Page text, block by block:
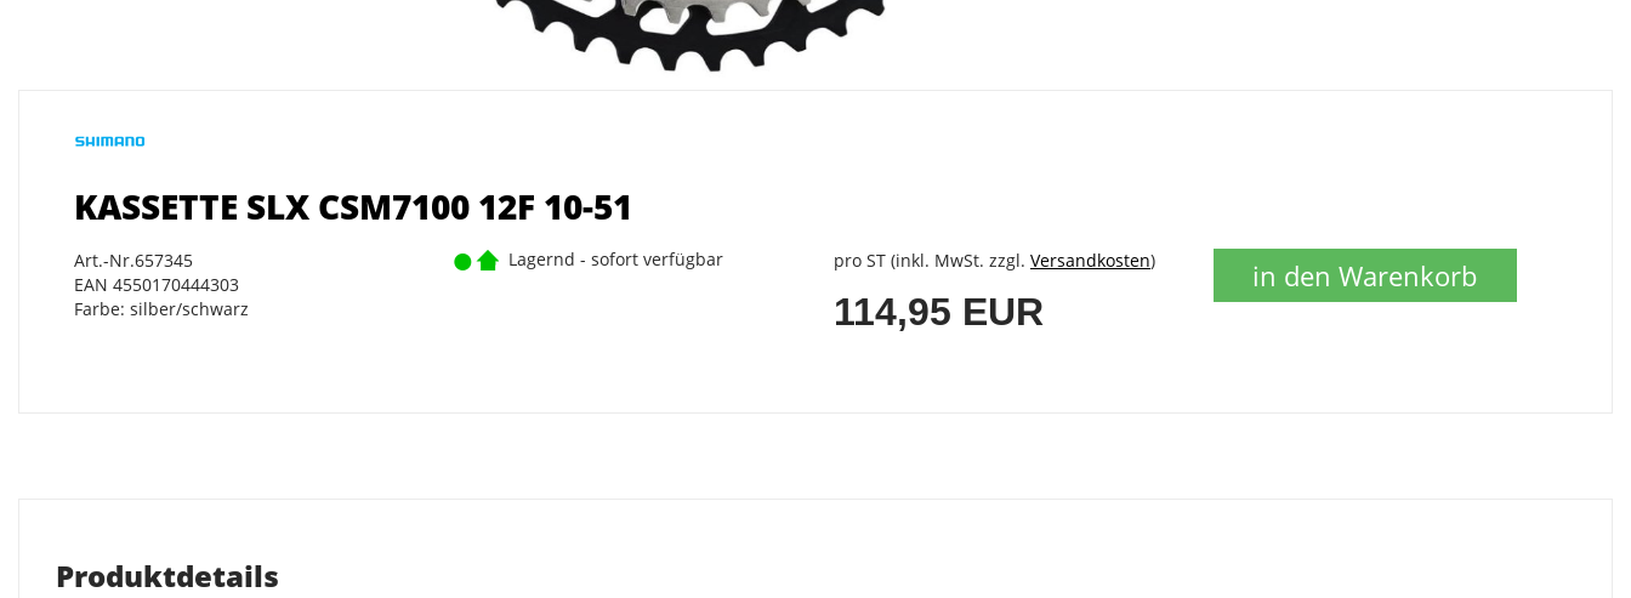
KASSETTE SLX CSM7100 12F 10-51
Art.-Nr.657345
EAN 4550170444303
Farbe: silber/schwarz
Lagernd - sofort verfügbar pro ST (inkl. MwSt. zzgl. Versandkosten)
114,95 EUR
in den Warenkorb
Produktdetails